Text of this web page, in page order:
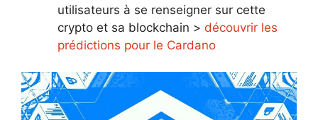
utilisateurs à se renseigner sur cette
crypto et sa blockchain > découvrir les
prédictions pour le Cardano